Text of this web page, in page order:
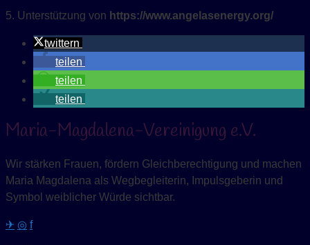
5. Unterstützung von https://www.angelasenergy.org/
twittern
teilen
teilen
teilen
Maria-Magdalena-Vereinigung e.V.
Wir stärken Frauen, fördern Gleichberechtigung und machen
Maria Magdalena als Wegbegleiterin, Impulsgeberin und
Symbol weiblicher Würde sichtbar.
✈ ◎ f